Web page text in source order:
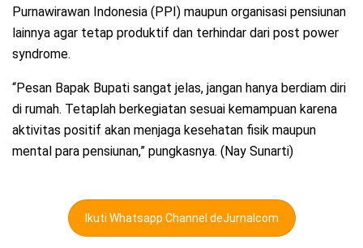
Purnawirawan Indonesia (PPI) maupun organisasi pensiunan
lainnya agar tetap produktif dan terhindar dari post power
syndrome.
“Pesan Bapak Bupati sangat jelas, jangan hanya berdiam diri
di rumah. Tetaplah berkegiatan sesuai kemampuan karena
aktivitas positif akan menjaga kesehatan fisik maupun
mental para pensiunan,” pungkasnya. (Nay Sunarti)
Ikuti Whatsapp Channel deJurnalcom